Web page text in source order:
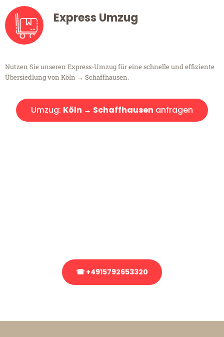
Express Umzug
Nutzen Sie unseren Express-Umzug für eine schnelle und effiziente
Übersiedlung von Köln → Schaffhausen.
Umzug: Köln → Schaffhausen anfragen
☎ +4915792653320